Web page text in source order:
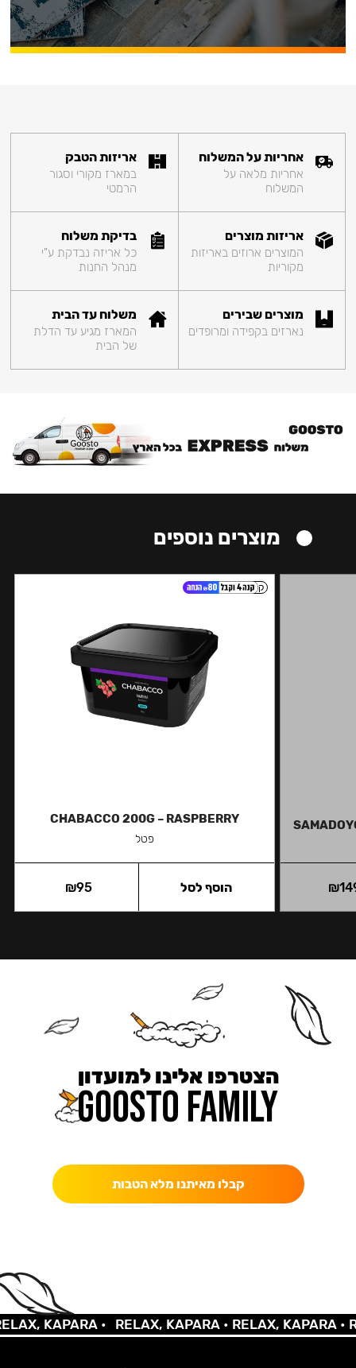
אחריות על המשלוח
אחריות מלאה על
המשלוח
אריזות הטבק
במארז מקורי וסגור
הרמטי
אריזות מוצרים
המוצרים ארוזים באריזות
מקוריות
בדיקת משלוח
כל אריזה נבדקת ע"י
מנהל החנות
מוצרים שבירים
נארזים בקפידה ומרופדים
משלוח עד הבית
המארז מגיע עד הדלת
של הבית
מוצרים נוספים
₪
קל
CHABACCO 200G – RASPBERRY
פטל
₪95 הוסף לסל
הצטרפו אלינו למועדון
קבלו מאיתנו מלא הטבות
KAPARA • RELAX, KAPARA •RELAX, KAPARA •